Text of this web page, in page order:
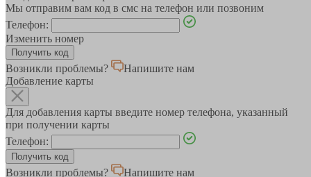
Мы отправим вам код в смс на телефон или позвоним
Телефон:
Изменить номер
Возникли проблемы?
Напишите нам
Добавление карты
Для добавления карты введите номер телефона, указанный
при получении карты
Телефон:
Возникли проблемы?
Напишите нам